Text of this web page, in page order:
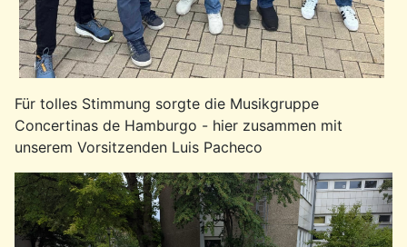
Für tolles Stimmung sorgte die Musikgruppe
Concertinas de Hamburgo - hier zusammen mit
unserem Vorsitzenden Luis Pacheco